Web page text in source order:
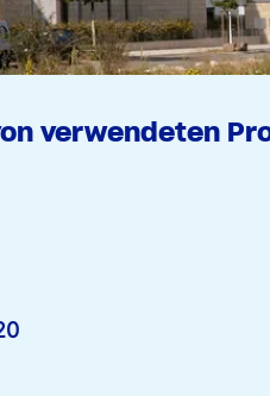
verwendeten